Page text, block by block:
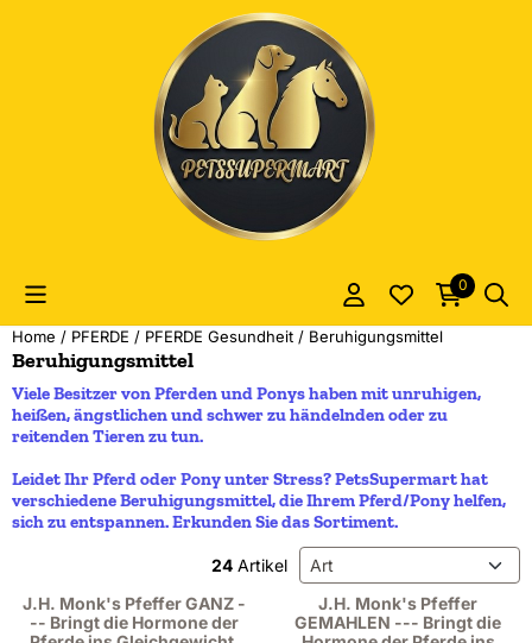
Cookie-Einstellungen sind derzeit geschlossen.
0
Home / PFERDE / PFERDE Gesundheit / Beruhigungsmittel
Beruhigungsmittel
Viele Besitzer von Pferden und Ponys haben mit unruhigen,
heißen, ängstlichen und schwer zu händelnden oder zu
reitenden Tieren zu tun.
Leidet Ihr Pferd oder Pony unter Stress? PetsSupermart hat
verschiedene Beruhigungsmittel, die Ihrem Pferd/Pony helfen,
sich zu entspannen. Erkunden Sie das Sortiment.
24 Artikel Sortiermethode
J.H. Monk's Pfeffer GANZ -
-- Bringt die Hormone der
J.H. Monk's Pfeffer
GEMAHLEN --- Bringt die